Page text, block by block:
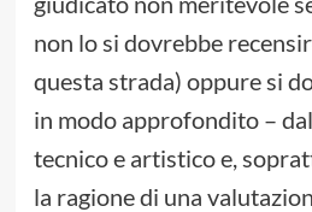
non lo si dovrebbe
questa strada) oppure si
in modo approfondito –
tecnico e artistico e,
la ragione di una